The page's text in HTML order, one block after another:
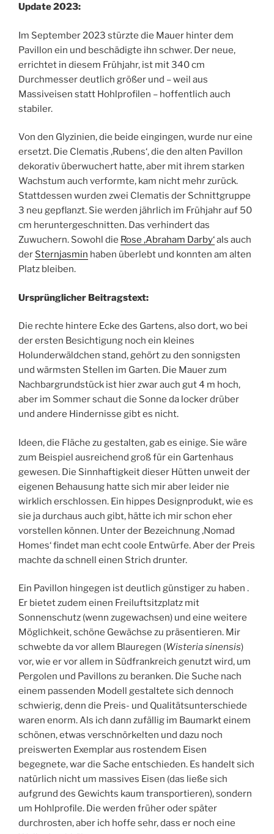
Update 2023:
Im September 2023 stürzte die Mauer hinter dem
Pavillon ein und beschädigte ihn schwer. Der neue,
errichtet in diesem Frühjahr, ist mit 340 cm
Durchmesser deutlich größer und – weil aus
Massiveisen statt Hohlprofilen – hoffentlich auch
stabiler.
Von den Glyzinien, die beide eingingen, wurde nur eine
ersetzt. Die Clematis ‚Rubens‘, die den alten Pavillon
dekorativ überwuchert hatte, aber mit ihrem starken
Wachstum auch verformte, kam nicht mehr zurück.
Stattdessen wurden zwei Clematis der Schnittgruppe
3 neu gepflanzt. Sie werden jährlich im Frühjahr auf 50
cm heruntergeschnitten. Das verhindert das
Zuwuchern. Sowohl die Rose ‚Abraham Darby‘als auch
der Sternjasmin haben überlebt und konnten am alten
Platz bleiben.
Ursprünglicher Beitragstext:
Die rechte hintere Ecke des Gartens, also dort, wo bei
der ersten Besichtigung noch ein kleines
Holunderwäldchen stand, gehört zu den sonnigsten
und wärmsten Stellen im Garten. Die Mauer zum
Nachbargrundstück ist hier zwar auch gut 4 m hoch,
aber im Sommer schaut die Sonne da locker drüber
und andere Hindernisse gibt es nicht.
Ideen, die Fläche zu gestalten, gab es einige. Sie wäre
zum Beispiel ausreichend groß für ein Gartenhaus
gewesen. Die Sinnhaftigkeit dieser Hütten unweit der
eigenen Behausung hatte sich mir aber leider nie
wirklich erschlossen. Ein hippes Designprodukt, wie es
sie ja durchaus auch gibt, hätte ich mir schon eher
vorstellen können. Unter der Bezeichnung ‚Nomad
Homes‘ findet man echt coole Entwürfe. Aber der Preis
machte da schnell einen Strich drunter.
Ein Pavillon hingegen ist deutlich günstiger zu haben .
Er bietet zudem einen Freiluftsitzplatz mit
Sonnenschutz (wenn zugewachsen) und eine weitere
Möglichkeit, schöne Gewächse zu präsentieren. Mir
schwebte da vor allem Blauregen (Wisteria sinensis)
vor, wie er vor allem in Südfrankreich genutzt wird, um
Pergolen und Pavillons zu beranken. Die Suche nach
einem passenden Modell gestaltete sich dennoch
schwierig, denn die Preis- und Qualitätsunterschiede
waren enorm. Als ich dann zufällig im Baumarkt einem
schönen, etwas verschnörkelten und dazu noch
preiswerten Exemplar aus rostendem Eisen
begegnete, war die Sache entschieden. Es handelt sich
natürlich nicht um massives Eisen (das ließe sich
aufgrund des Gewichts kaum transportieren), sondern
um Hohlprofile. Die werden früher oder später
durchrosten, aber ich hoffe sehr, dass er noch eine